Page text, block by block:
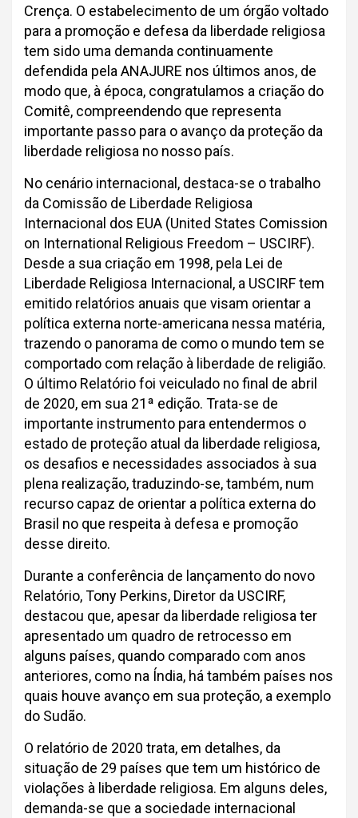
Crença. O estabelecimento de um órgão voltado
para a promoção e defesa da liberdade religiosa
tem sido uma demanda continuamente
defendida pela ANAJURE nos últimos anos, de
modo que, à época, congratulamos a criação do
Comitê, compreendendo que representa
importante passo para o avanço da proteção da
liberdade religiosa no nosso país.
No cenário internacional, destaca-se o trabalho
da Comissão de Liberdade Religiosa
Internacional dos EUA (United States Comission
on International Religious Freedom – USCIRF).
Desde a sua criação em 1998, pela Lei de
Liberdade Religiosa Internacional, a USCIRF tem
emitido relatórios anuais que visam orientar a
política externa norte-americana nessa matéria,
trazendo o panorama de como o mundo tem se
comportado com relação à liberdade de religião.
O último Relatório foi veiculado no final de abril
de 2020, em sua 21ª edição. Trata-se de
importante instrumento para entendermos o
estado de proteção atual da liberdade religiosa,
os desafios e necessidades associados à sua
plena realização, traduzindo-se, também, num
recurso capaz de orientar a política externa do
Brasil no que respeita à defesa e promoção
desse direito.
Durante a conferência de lançamento do novo
Relatório, Tony Perkins, Diretor da USCIRF,
destacou que, apesar da liberdade religiosa ter
apresentado um quadro de retrocesso em
alguns países, quando comparado com anos
anteriores, como na Índia, há também países nos
quais houve avanço em sua proteção, a exemplo
do Sudão.
O relatório de 2020 trata, em detalhes, da
situação de 29 países que tem um histórico de
violações à liberdade religiosa. Em alguns deles,
demanda-se que a sociedade internacional